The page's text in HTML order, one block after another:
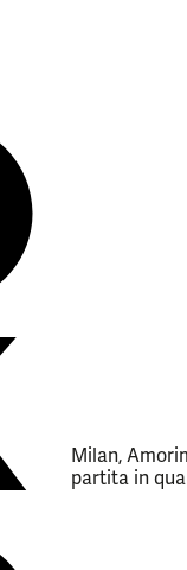
Milan,
partita in